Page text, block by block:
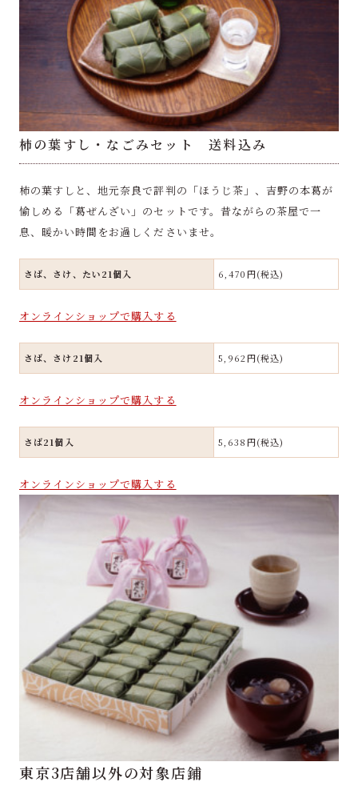
柿の葉すし・なごみセット 送料込み
柿の葉すしと、地元奈良で評判の「ほうじ茶」、吉野の本葛が
愉しめる「葛ぜんざい」のセットです。昔ながらの茶屋で一
息、暖かい時間をお過しくださいませ。
さば、さけ、たい21個入 6,470円(税込)
オンラインショップで購入する
さば、さけ21個入 5,962円(税込)
オンラインショップで購入する
さば21個入 5,638円(税込)
オンラインショップで購入する
東京3店舗以外の対象店鋪